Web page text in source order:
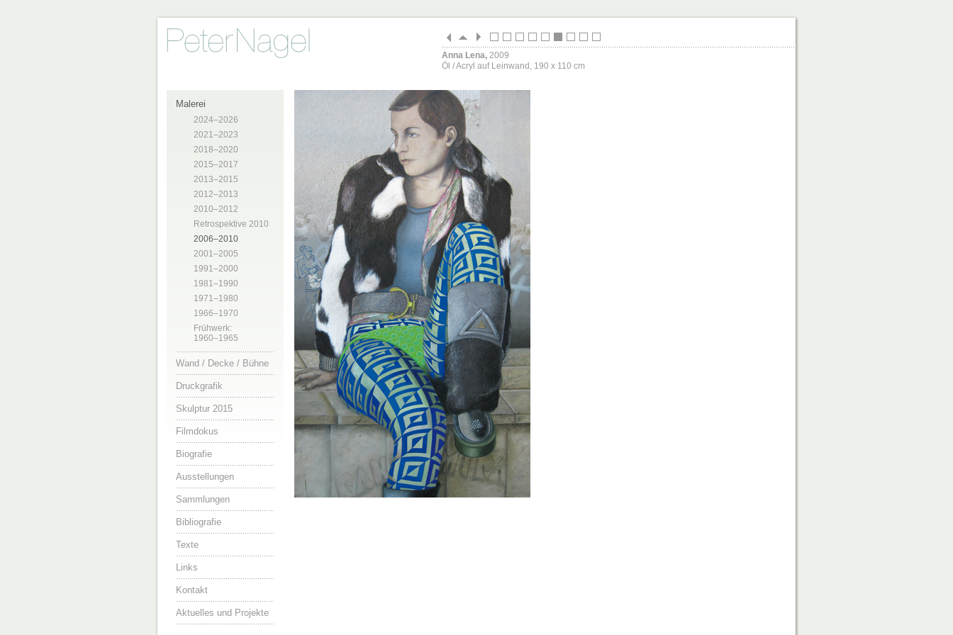
Malerei
2024–2026
2021–2023
2018–2020
2015–2017
2013–2015
2012–2013
2010–2012
Retrospektive 2010
2006–2010
2001–2005
1991–2000
1981–1990
1971–1980
1966–1970
Frühwerk:
1960–1965
Wand / Decke / Bühne
Druckgrafik
Skulptur 2015
Filmdokus
Biografie
Ausstellungen
Sammlungen
Bibliografie
Texte
Links
Kontakt
Aktuelles und Projekte
Anna Lena, 2009
Öl / Acryl auf Leinwand, 190 x 110 cm